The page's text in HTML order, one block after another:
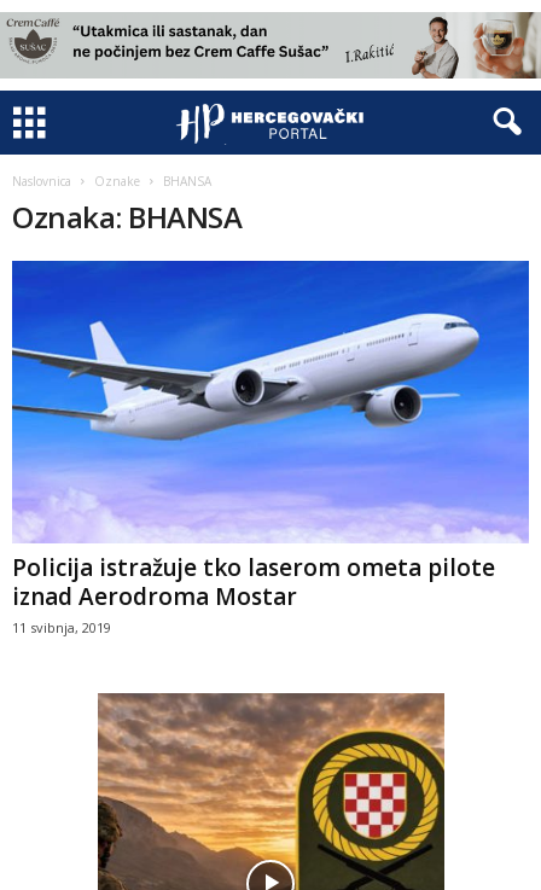
Naslovnica Oznake BHANSA
Oznaka: BHANSA
Policija istražuje tko laserom ometa pilote
iznad Aerodroma Mostar
11 svibnja, 2019